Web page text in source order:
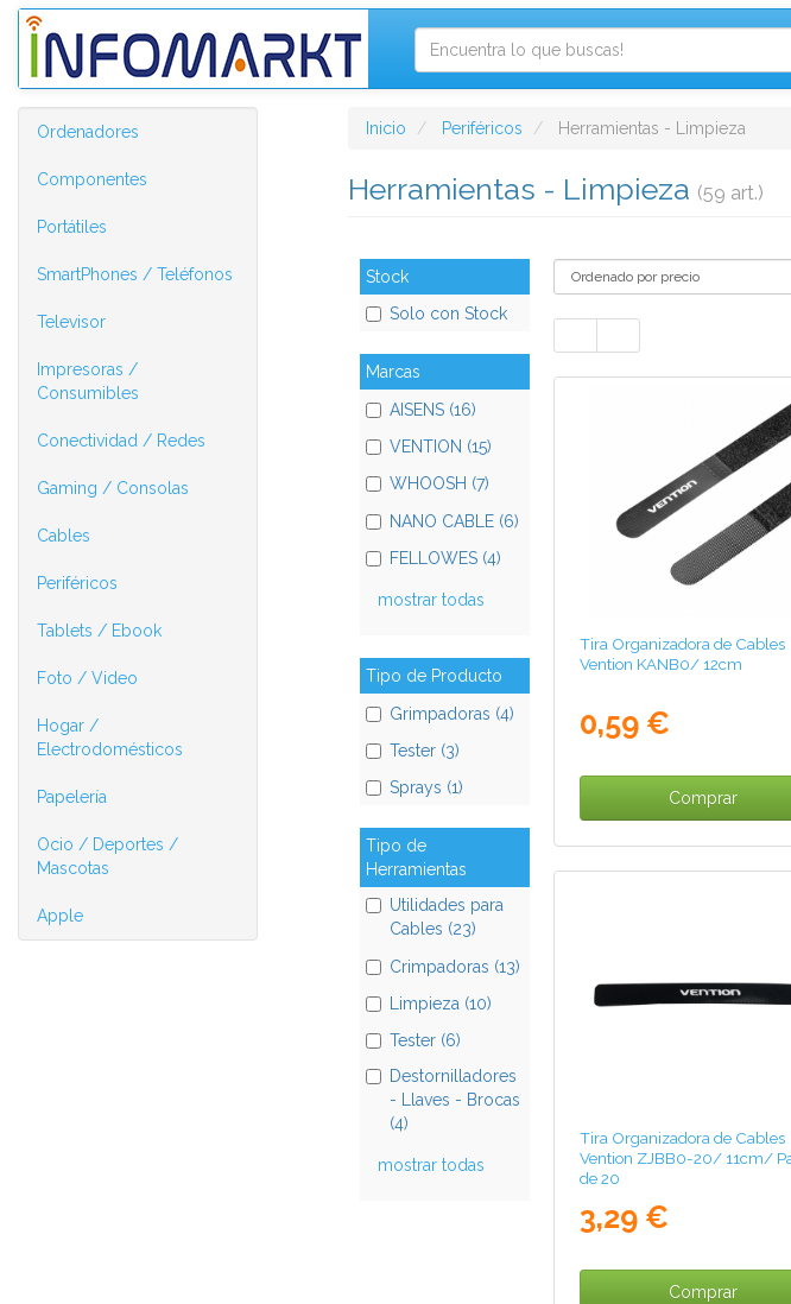
Ordenadores
Componentes
Portátiles
SmartPhones / Teléfonos
Televisor
Impresoras /
Consumibles
Conectividad / Redes
Gaming / Consolas
Cables
Periféricos
Tablets / Ebook
Foto / Video
Hogar /
Electrodomésticos
Papelería
Ocio / Deportes /
Mascotas
Apple
Inicio Periféricos Herramientas - Limpieza
Herramientas - Limpieza (59 art.)
Stock
Solo con Stock
Marcas
AISENS (16)
VENTION (15)
WHOOSH (7)
NANO CABLE (6)
FELLOWES (4)
mostrar todas
Tipo de Producto
Grimpadoras (4)
Tester (3)
Sprays (1)
Tipo de
Herramientas
Utilidades para
Cables (23)
Crimpadoras (13)
Limpieza (10)
Tester (6)
Destornilladores
- Llaves - Brocas
(4)
mostrar todas
Tira Organizadora de Cables
Vention KANB0/ 12cm
0,59 €
Comprar
Tira Organizadora de Cables
Vention ZJBB0-20/ 11cm/
de 20
3,29 €
Comprar